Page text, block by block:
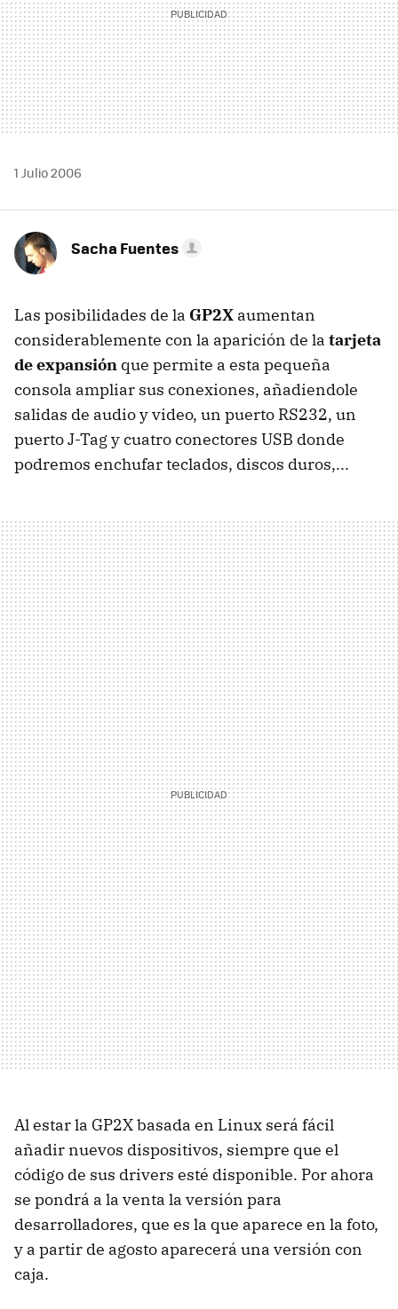
1 Julio 2006
Sacha Fuentes
Las posibilidades de la GP2X aumentan
considerablemente con la aparición de la tarjeta
de expansión que permite a esta pequeña
consola ampliar sus conexiones, añadiendole
salidas de audio y video, un puerto RS232, un
puerto J-Tag y cuatro conectores USB donde
podremos enchufar teclados, discos duros,...
Al estar la GP2X basada en Linux será fácil
añadir nuevos dispositivos, siempre que el
código de sus drivers esté disponible. Por ahora
se pondrá a la venta la versión para
desarrolladores, que es la que aparece en la foto,
y a partir de agosto aparecerá una versión con
caja.